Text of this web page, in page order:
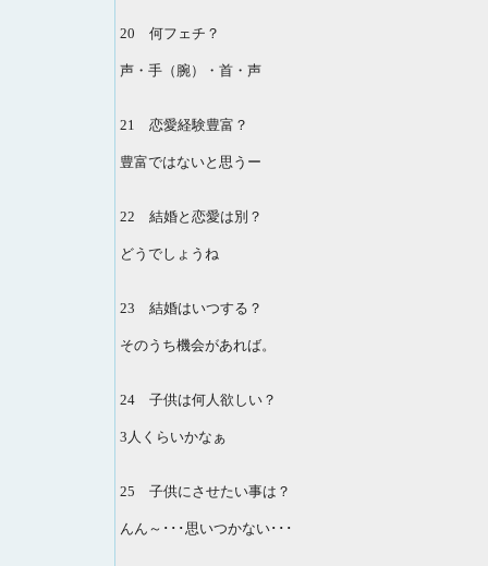
20 何フェチ？
声・手（腕）・首・声
21 恋愛経験豊富？
豊富ではないと思うー
22 結婚と恋愛は別？
どうでしょうね
23 結婚はいつする？
そのうち機会があれば。
24 子供は何人欲しい？
3人くらいかなぁ
25 子供にさせたい事は？
んん～･･･思いつかない･･･